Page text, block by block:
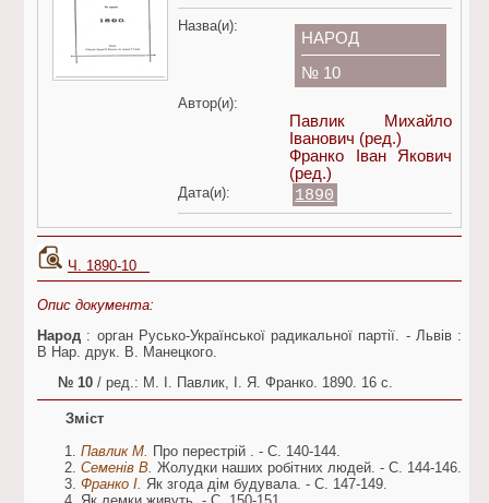
Назва(и):
НАРОД
№ 10
Автор(и):
Павлик Михайло
Іванович (ред.)
Франко Іван Якович
(ред.)
Дата(и): 1890
Ч. 1890-10
Опис документа:
Народ : орган Русько-Української радикальної партії. - Львів :
В Нар. друк. В. Манецкого.
№ 10 / ред.: М. І. Павлик, І. Я. Франко. 1890. 16 c.
Зміст
Павлик М. Про перестрій . - С. 140-144.
Семенів В. Жолудки наших робітних людей. - С. 144-146.
Франко І. Як згода дім будувала. - С. 147-149.